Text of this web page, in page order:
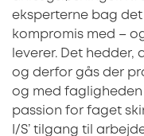
eksperterne bag
kompromis med –
leverer. Det
og derfor gås der
og med
passion for faget
I/S’ tilgang til